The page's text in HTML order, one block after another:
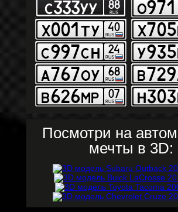
Посмотри на
мечты в 3D: